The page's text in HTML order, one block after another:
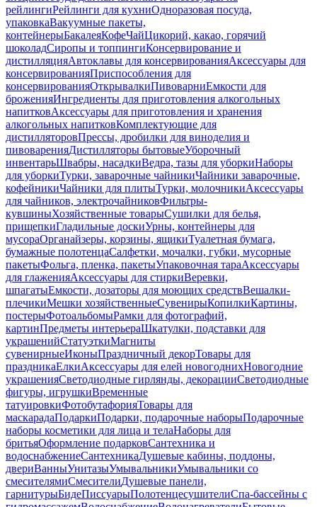
рейлингиРейлинги для кухниОдноразовая посуда,
упаковкаВакуумные пакеты,
контейнерыБакалеяКофеЧайЦикорий, какао, горячий
шоколадСиропы и топпингиКонсервирование и
дистилляцияАвтоклавы для консервированияАксессуары для
консервированияПриспособления для
консервированияОткрывалкиПивоварниЕмкости для
броженияИнгредиенты для приготовления алкогольных
напитковАксессуары для приготовления и хранения
алкогольных напитковКомплектующие для
дистилляторовПрессы, дробилки для виноделия и
пивоваренияДистилляторы бытовыеУборочный
инвентарьШвабры, насадкиВедра, тазы для уборкиНаборы
для уборкиТурки, заварочные чайникиЧайники заварочные,
кофейникиЧайники для плитыТурки, молочникиАксессуары
для чайников, электрочайниковФильтры-
кувшиныХозяйственные товарыСушилки для белья,
прищепкиГладильные доскиУрны, контейнеры для
мусораОрганайзеры, корзины, ящикиТуалетная бумага,
бумажные полотенцаСалфетки, мочалки, губки, мусорные
пакетыФольга, пленка, пакетыУпаковочная тараАксессуары
для глаженияАксессуары для стиркиВеревки,
шпагатыЕмкости, дозаторы для моющих средствВешалки-
плечикиМешки хозяйственныеСувенирыКопилкиКартины,
постерыФотоальбомыРамки для фотографий,
картинПредметы интерьераШкатулки, подставки для
украшенийСтатуэткиМагниты
сувенирныеИконыПраздничный декорТовары для
праздникаЕлкиАксессуары для елей новогоднихНовогодние
украшенияСветодиодные гирлянды, декорацииСветодиодные
фигуры, игрушкиВременные
татуировкиФотобутафорияТовары для
маскарадаПодаркиПодарки, подарочные наборыПодарочные
наборы косметики для лица и телаНаборы для
бритьяОформление подарковСантехника и
водоснабжениеСантехникаДушевые кабины, поддоны,
двериВанныУнитазыУмывальникиУмывальники со
смесителямиСмесителиДушевые панели,
гарнитурыБидеПиссуарыПолотенцесушителиСпа-бассейны с